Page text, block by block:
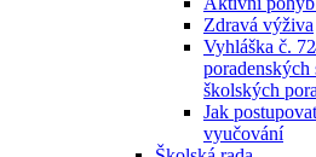
Zdravá výživa
Vyhláška č.
poradenských
školských
Jak
vyučování